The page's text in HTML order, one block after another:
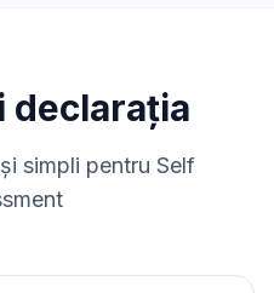
declarația
simpli pentru Self